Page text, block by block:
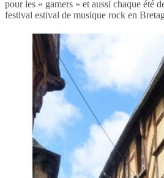
pour les « gamers » et aussi chaque été
festival estival de musique rock en